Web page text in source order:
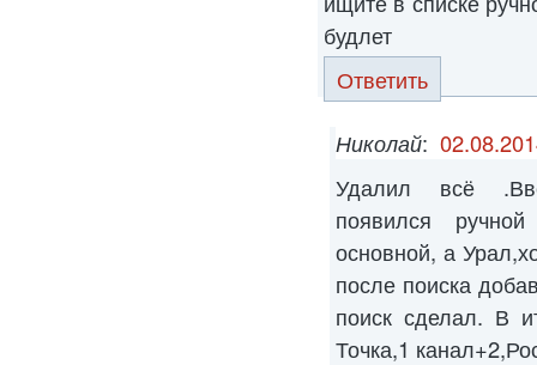
будлет
Ответить
Николай:
Удалил всё
появился
основной, а
после поиска
поиск сделал. В
Точка,1